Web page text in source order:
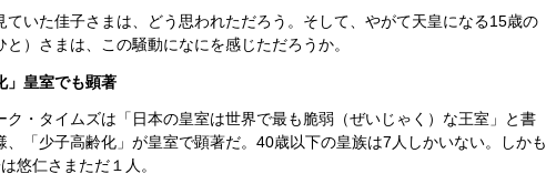
いた佳子さまは、どう思われただろう。そして、やがて天皇になる15歳の
と）さまは、この騒動になにを感じただろうか。
皇室でも顕著
ク・タイムズは「日本の皇室は世界で最も脆弱（ぜいじゃく）な王室」と書
「少子高齢化」が皇室で顕著だ。40歳以下の皇族は7人しかいない。しかも
悠仁さまただ１人。